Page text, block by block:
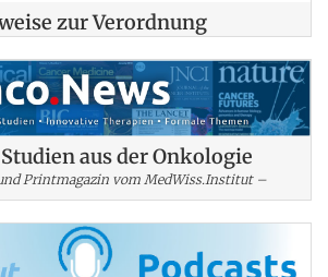
zur Verordnung
aus der Onkologie
Printmagazin vom MedWiss.Institut –